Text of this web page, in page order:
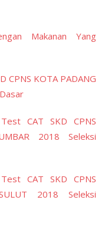
Makanan Yang
CPNS KOTA PADANG
CAT SKD CPNS
2018 Seleksi
CAT SKD CPNS
2018 Seleksi